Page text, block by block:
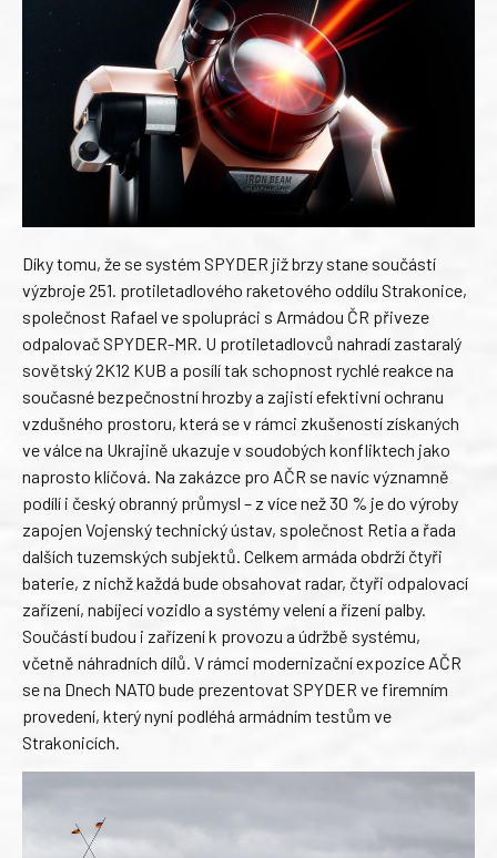
Díky tomu, že se systém SPYDER již brzy stane součástí
výzbroje 251. protiletadlového raketového oddílu Strakonice,
společnost Rafael ve spolupráci s Armádou ČR přiveze
odpalovač SPYDER-MR. U protiletadlovců nahradí zastaralý
sovětský 2K12 KUB a posílí tak schopnost rychlé reakce na
současné bezpečnostní hrozby a zajistí efektivní ochranu
vzdušného prostoru, která se v rámci zkušeností získaných
ve válce na Ukrajině ukazuje v soudobých konfliktech jako
naprosto klíčová. Na zakázce pro AČR se navíc významně
podílí i český obranný průmysl – z více než 30 % je do výroby
zapojen Vojenský technický ústav, společnost Retia a řada
dalších tuzemských subjektů. Celkem armáda obdrží čtyři
baterie, z nichž každá bude obsahovat radar, čtyři odpalovací
zařízení, nabíjecí vozidlo a systémy velení a řízení palby.
Součástí budou i zařízení k provozu a údržbě systému,
včetně náhradních dílů. V rámci modernizační expozice AČR
se na Dnech NATO bude prezentovat SPYDER ve firemním
provedení, který nyní podléhá armádním testům ve
Strakonicích.